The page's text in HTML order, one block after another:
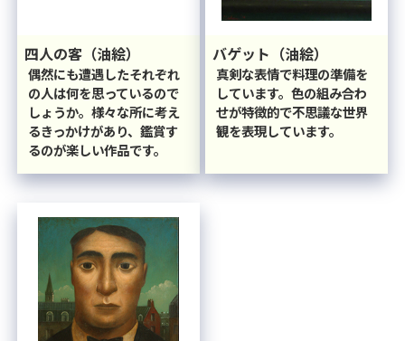
四人の客（油絵）
偶然にも遭遇したそれぞれ
の人は何を思っているので
しょうか。様々な所に考え
るきっかけがあり、鑑賞す
るのが楽しい作品です。
バゲット（油絵）
真剣な表情で料理の準備を
しています。色の組み合わ
せが特徴的で不思議な世界
観を表現しています。